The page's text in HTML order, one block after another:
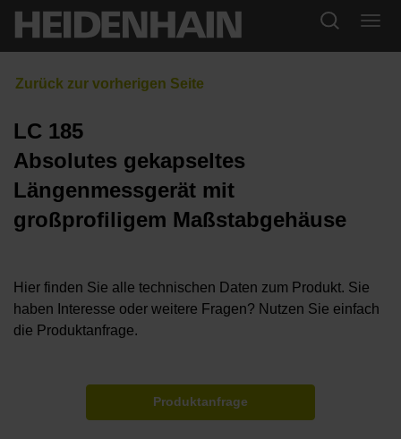
LC 185
Absolutes gekapseltes
Längenmessgerät mit
großprofiligem Maßstabgehäuse
Hier finden Sie alle technischen Daten zum Produkt. Sie
haben Interesse oder weitere Fragen? Nutzen Sie einfach
die Produktanfrage.
Produktanfrage